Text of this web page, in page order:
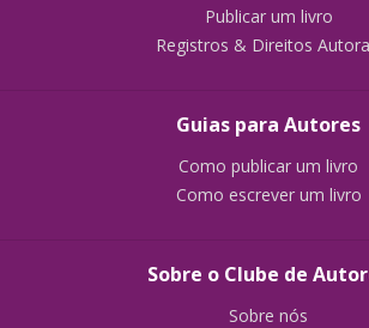
Publicar um livro
Registros & Direitos
Guias para Autores
Como publicar um livro
Como escrever um livro
Sobre o Clube de
Sobre nós